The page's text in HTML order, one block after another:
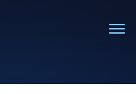
SSL/TLS-